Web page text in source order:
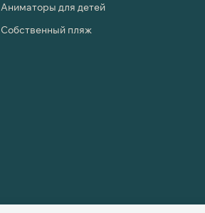
Аниматоры для детей
Собственный пляж